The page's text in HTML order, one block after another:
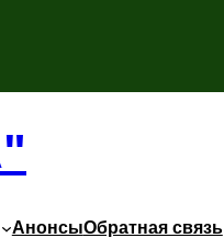
АнонсыОбратная связь